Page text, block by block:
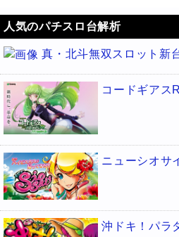
人気のパチスロ台解析
真・北斗無双スロット新
コードギアス
ニューシオサ
沖ドキ！パラ